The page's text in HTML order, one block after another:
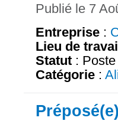
Publié le 7
Entreprise :
Lieu de
Statut :
Catégorie :